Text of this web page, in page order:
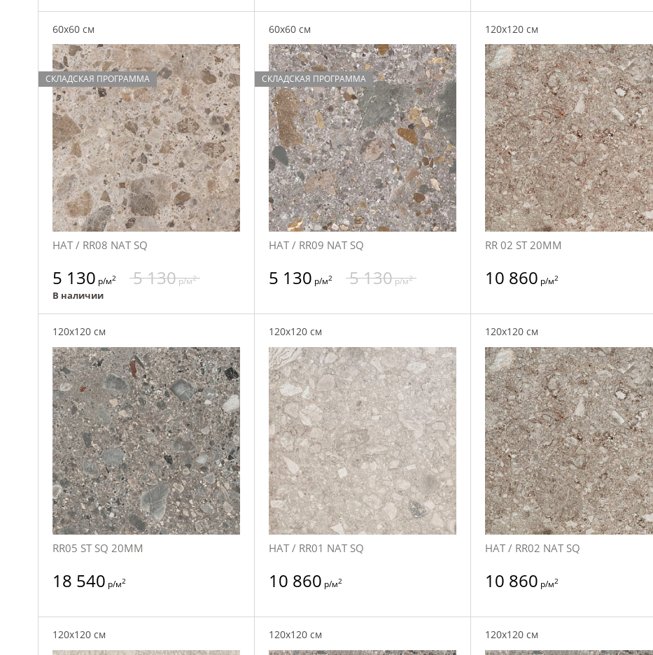
60x60 см
СКЛАДСКАЯ ПРОГРАММА
НАТ / RR08 NAT SQ
5 130 р/м2 5 130р/м2
В наличии
60x60 см
СКЛАДСКАЯ ПРОГРАММА
НАТ / RR09 NAT SQ
5 130 р/м2 5 130р/м2
120x120 см
RR 02 ST 20MM
10 860 р/м2
120x120 см
RR05 ST SQ 20MM
18 540 р/м2
120x120 см
НАТ / RR01 NAT SQ
10 860 р/м2
120x120 см
НАТ / RR02 NAT SQ
10 860 р/м2
120x120 см 120x120 см 120x120 см